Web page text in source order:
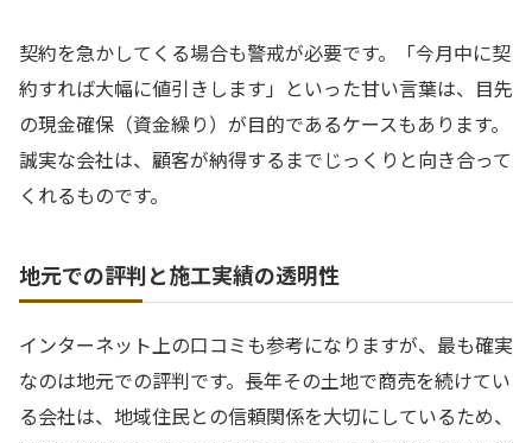
契約を急かしてくる場合も警戒が必要です。「今月中に契
約すれば大幅に値引きします」といった甘い言葉は、目先
の現金確保（資金繰り）が目的であるケースもあります。
誠実な会社は、顧客が納得するまでじっくりと向き合って
くれるものです。
地元での評判と施工実績の透明性
インターネット上の口コミも参考になりますが、最も確実
なのは地元での評判です。長年その土地で商売を続けてい
る会社は、地域住民との信頼関係を大切にしているため、